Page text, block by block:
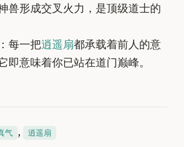
兽形成交叉火力，是顶级道士的
每一把逍遥扇都承载着前人的意
即意味着你已站在道门巅峰。
气 , 逍遥扇